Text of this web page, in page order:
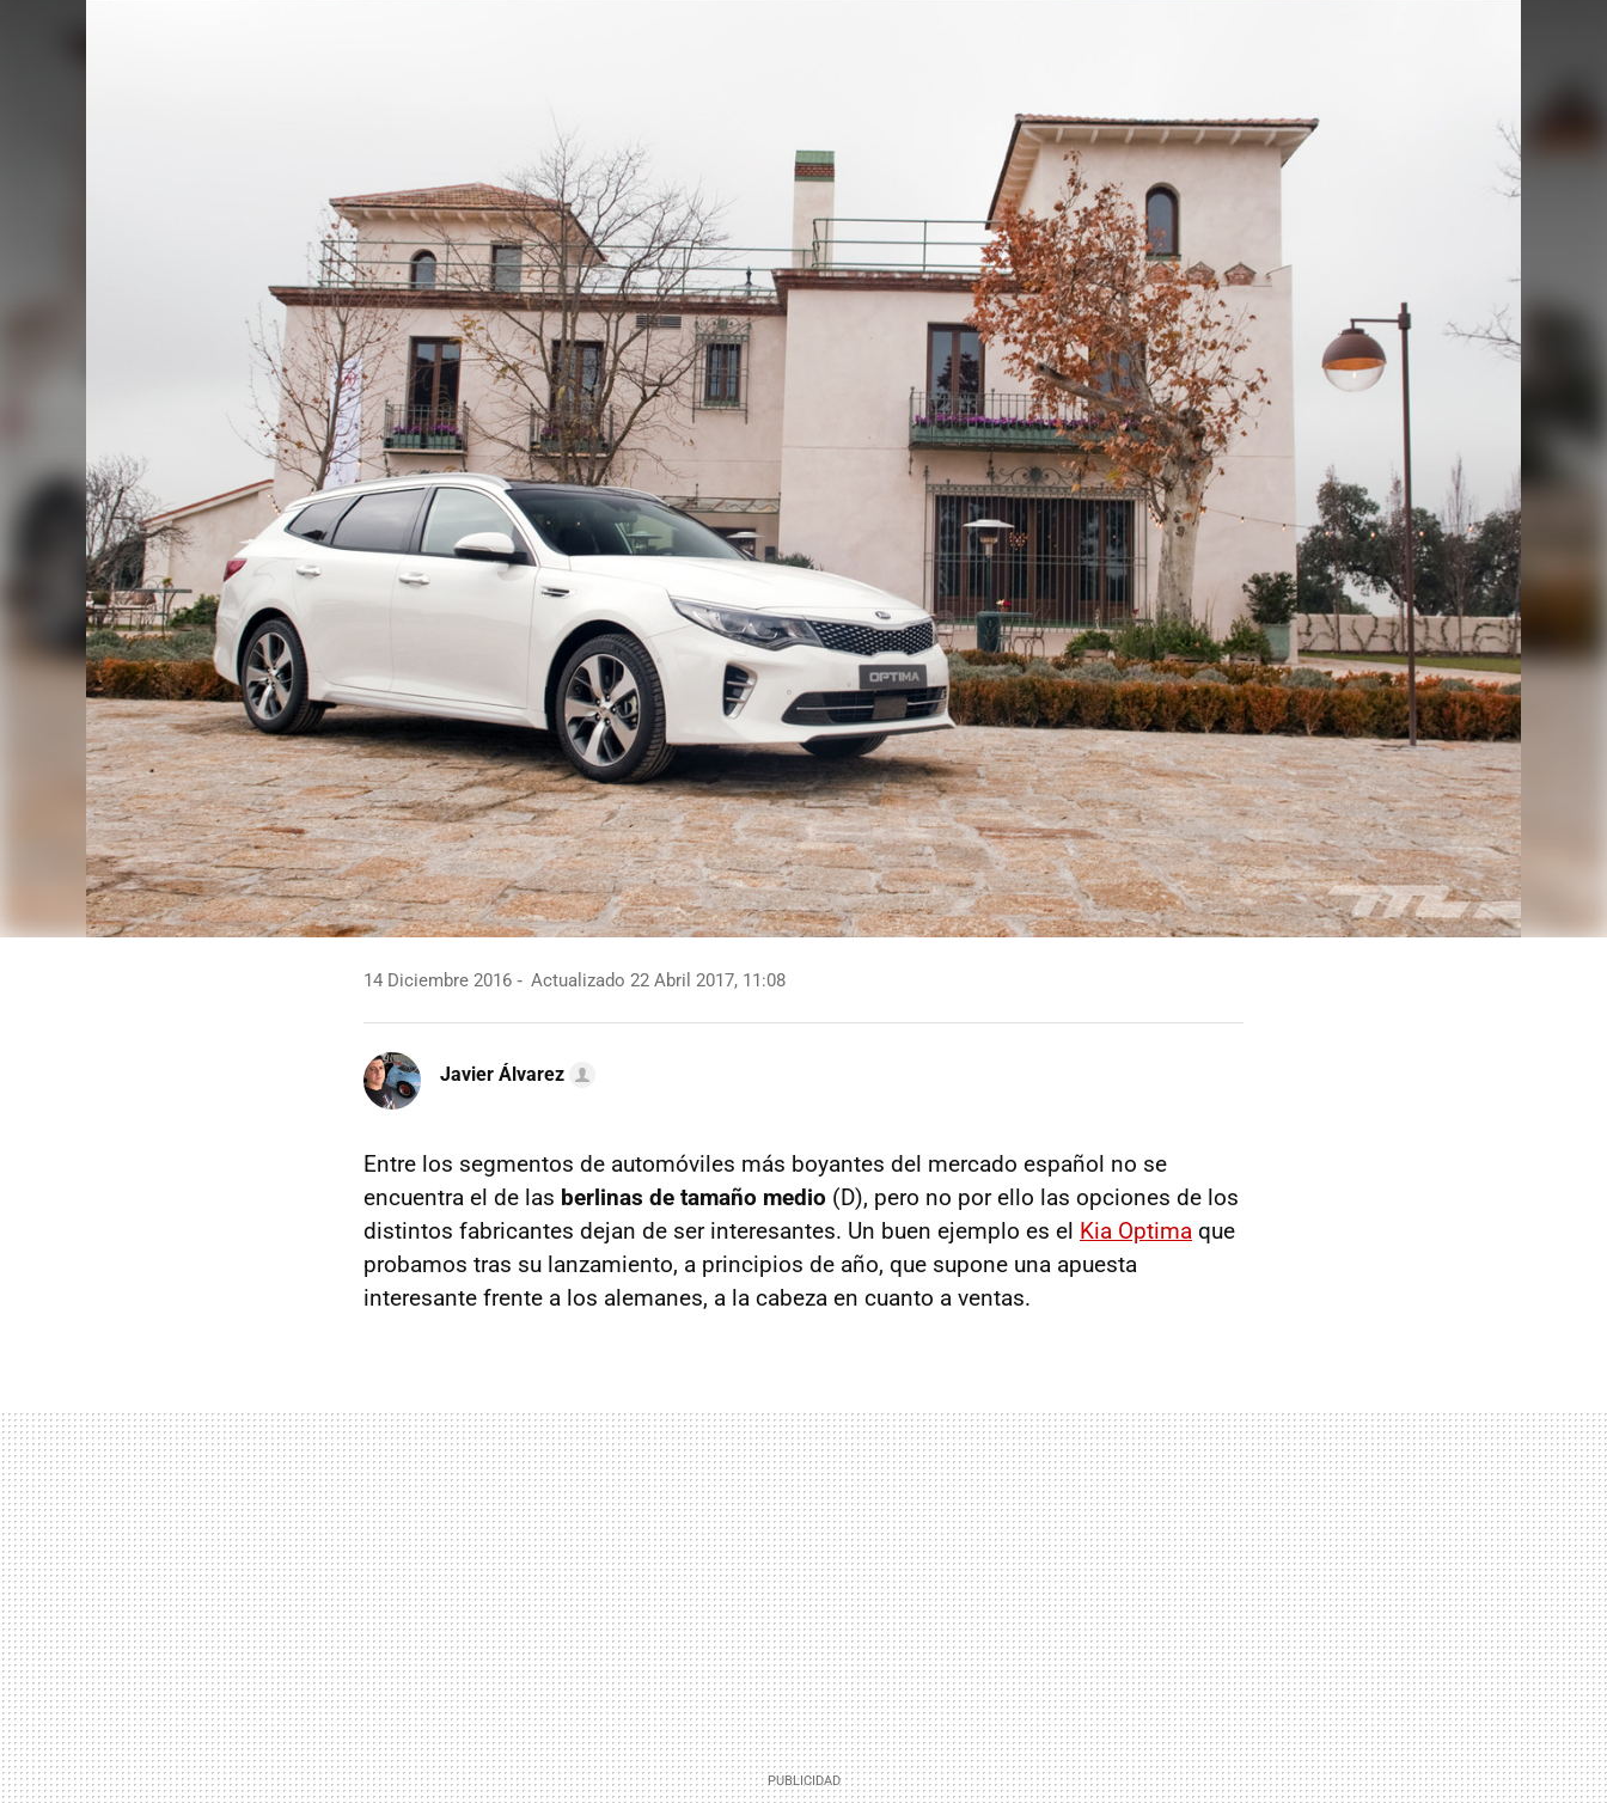
14 Diciembre 2016 Actualizado 22 Abril 2017, 11:08
Javier Álvarez
Entre los segmentos de automóviles más boyantes del mercado español no se
encuentra el de las berlinas de tamaño medio (D), pero no por ello las opciones de los
distintos fabricantes dejan de ser interesantes. Un buen ejemplo es el Kia Optima que
probamos tras su lanzamiento, a principios de año, que supone una apuesta
interesante frente a los alemanes, a la cabeza en cuanto a ventas.